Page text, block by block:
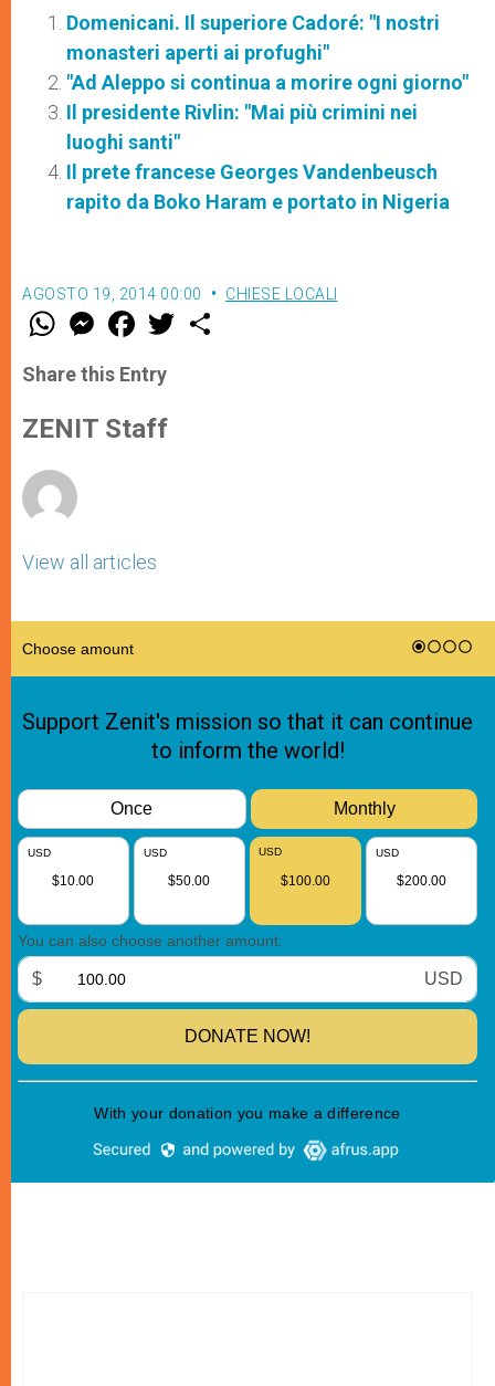
Domenicani. Il superiore Cadoré: "I nostri
monasteri aperti ai profughi"
"Ad Aleppo si continua a morire ogni giorno"
Il presidente Rivlin: "Mai più crimini nei
luoghi santi"
Il prete francese Georges Vandenbeusch
rapito da Boko Haram e portato in Nigeria
AGOSTO 19, 2014 00:00 CHIESE LOCALI
W
t
s
p
p
M
e
s
e
g
e
F
a
e
b
o
k
w
Share this Entry
ZENIT Staff
View all articles